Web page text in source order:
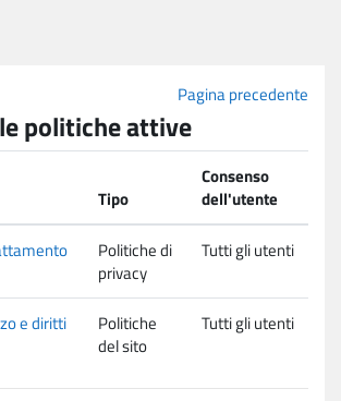
Pagina precedente
politiche attive
Tipo
Consenso
dell'utente
Politiche di
privacy
Tutti gli utenti
e diritti
Politiche
del sito
Tutti gli utenti